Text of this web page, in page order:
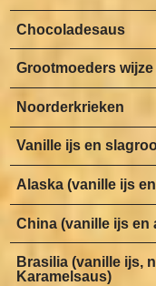
Chocoladesaus
Grootmoeders
Noorderkrieken
Vanille ijs en
Alaska (vanille ijs
China (vanille ijs en
Brasilia (vanille ijs,
Karamelsaus)